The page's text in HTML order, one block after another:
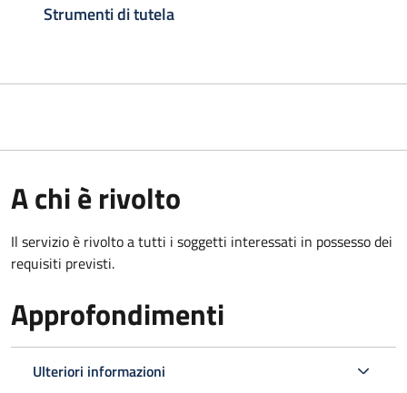
Strumenti di tutela
A chi è rivolto
Il servizio è rivolto a tutti i soggetti interessati in possesso dei
requisiti previsti.
Approfondimenti
Ulteriori informazioni